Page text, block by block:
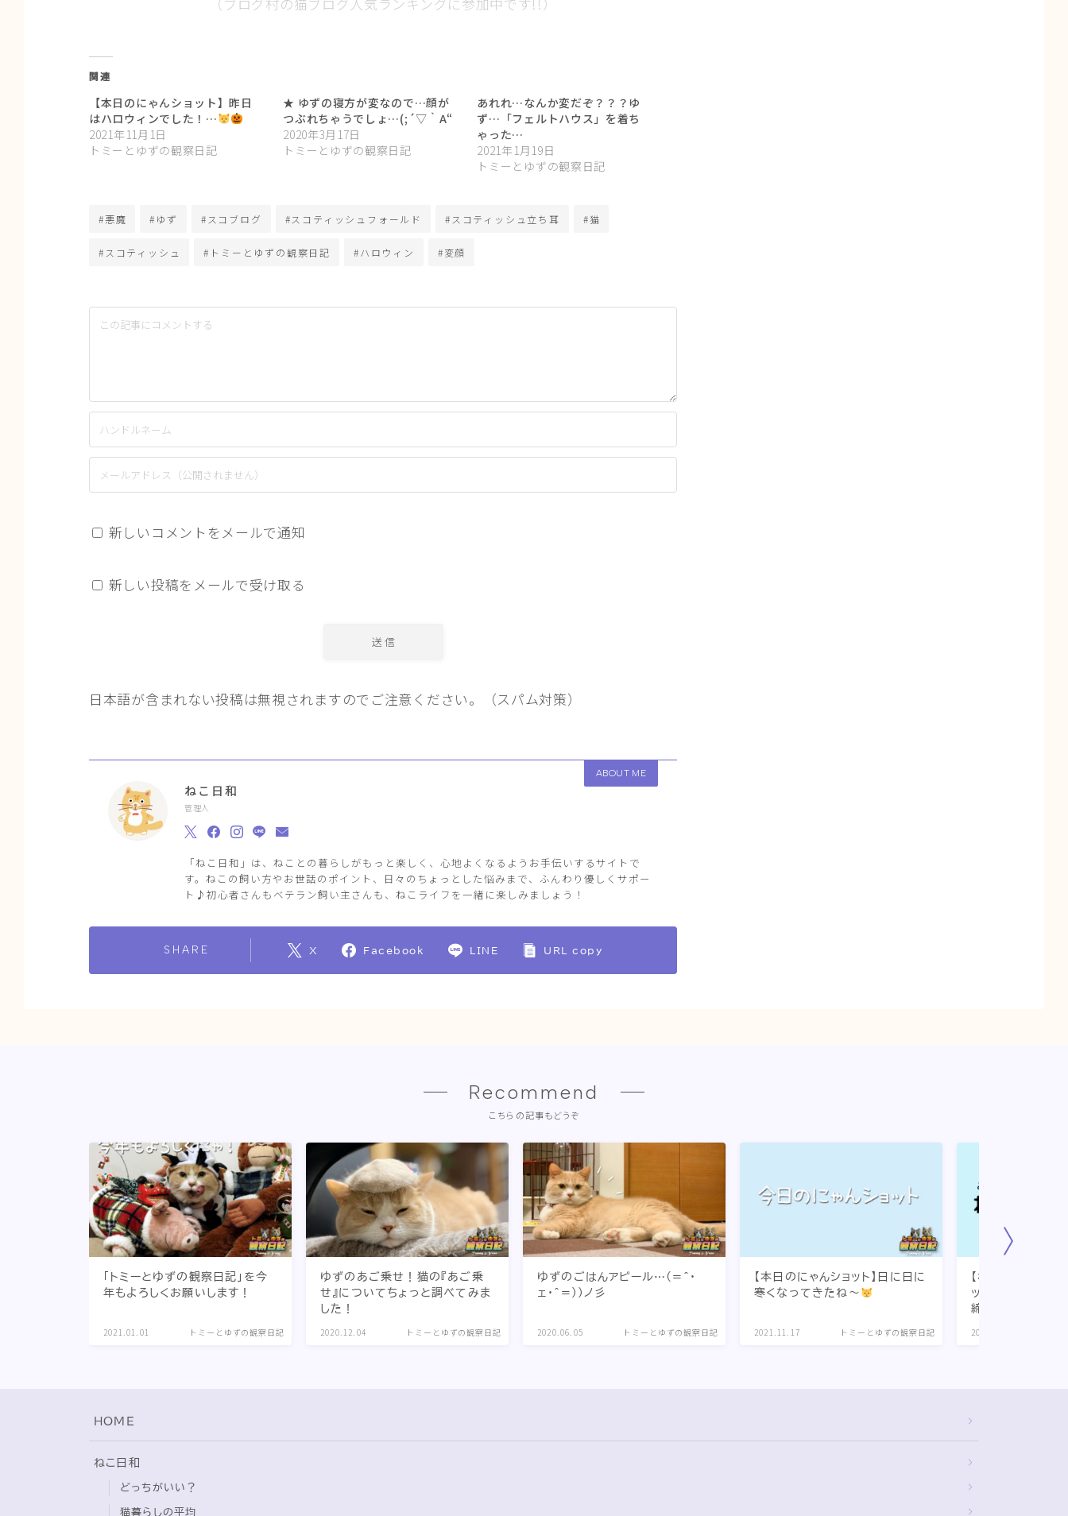
関連
【本日のにゃんショット】昨日
はハロウィンでした！…
2021年11月1日
トミーとゆずの観察日記
★ ゆずの寝方が変なので…顔が
つぶれちゃうでしょ…(;´▽｀A“
2020年3月17日
トミーとゆずの観察日記
あれれ…なんか変だぞ？？？ゆ
ず…「フェルトハウス」を着ち
ゃった…
2021年1月19日
トミーとゆずの観察日記
#悪魔 #ゆず #スコブログ #スコティッシュフォールド #スコティッシュ立ち耳 #猫
#スコティッシュ #トミーとゆずの観察日記 #ハロウィン #変顔
新しいコメントをメールで通知
新しい投稿をメールで受け取る
日本語が含まれない投稿は無視されますのでご注意ください。（スパム対策）
ABOUT ME
ねこ日和
管理人
「ねこ日和」は、ねことの暮らしがもっと楽しく、心地よくなるようお手伝いするサイトで
す。ねこの飼い方やお世話のポイント、日々のちょっとした悩みまで、ふんわり優しくサポー
ト♪初心者さんもベテラン飼い主さんも、ねこライフを一緒に楽しみましょう！
SHARE X Facebook LINE URL copy
Recommend
こちらの記事もどうぞ
「トミーとゆずの観察日記」を今
年もよろしくお願いします！
2021.01.01 トミーとゆずの観察日記
ゆずのあご乗せ！猫の『あご乗
せ』についてちょっと調べてみま
した！
2020.12.04 トミーとゆずの観察日記
ゆずのごはんアピール…(=^・
ェ・^=))ノ彡
2020.06.05 トミーとゆずの観察日記
【本日のにゃんショット】日に日に
寒くなってきたね〜
2021.11.17 トミーとゆずの観察日記
【ねこフォトコン
ットフォトコンテ
締切］
2020.05.20
HOME
ねこ日和
どっちがいい？
猫暮らしの平均